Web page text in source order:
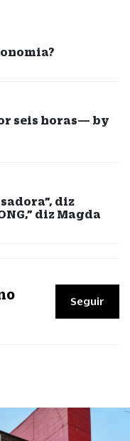
seis horas— by
diz
diz Magda
Seguir